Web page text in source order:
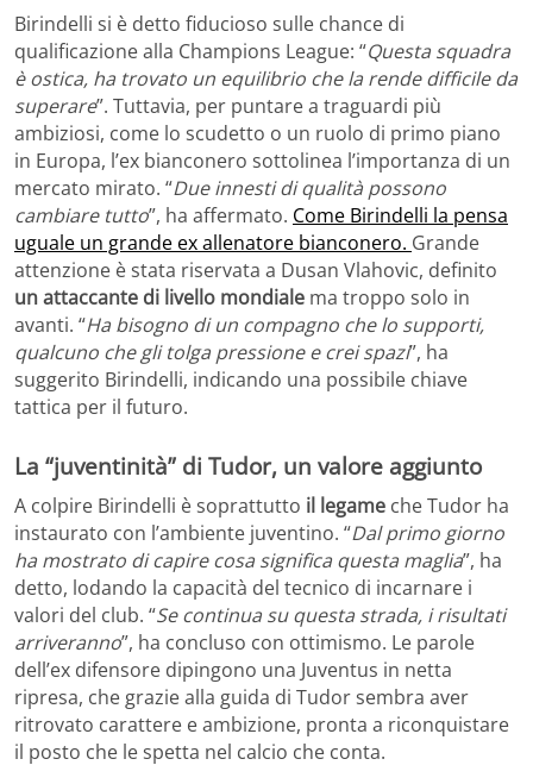
Birindelli si è detto fiducioso sulle chance di
qualificazione alla Champions League: “Questa squadra
è ostica, ha trovato un equilibrio che la rende difficile da
superare”. Tuttavia, per puntare a traguardi più
ambiziosi, come lo scudetto o un ruolo di primo piano
in Europa, l’ex bianconero sottolinea l’importanza di un
mercato mirato. “Due innesti di qualità possono
cambiare tutto”, ha affermato. Come Birindelli la pensa
uguale un grande ex allenatore bianconero. Grande
attenzione è stata riservata a Dusan Vlahovic, definito
un attaccante di livello mondiale ma troppo solo in
avanti. “Ha bisogno di un compagno che lo supporti,
qualcuno che gli tolga pressione e crei spazi”, ha
suggerito Birindelli, indicando una possibile chiave
tattica per il futuro.
La “juventinità” di Tudor, un valore aggiunto
A colpire Birindelli è soprattutto il legame che Tudor ha
instaurato con l’ambiente juventino. “Dal primo giorno
ha mostrato di capire cosa significa questa maglia”, ha
detto, lodando la capacità del tecnico di incarnare i
valori del club. “Se continua su questa strada, i risultati
arriveranno”, ha concluso con ottimismo. Le parole
dell’ex difensore dipingono una Juventus in netta
ripresa, che grazie alla guida di Tudor sembra aver
ritrovato carattere e ambizione, pronta a riconquistare
il posto che le spetta nel calcio che conta.